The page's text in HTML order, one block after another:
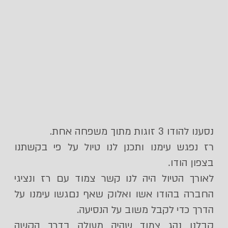
נסענו להודו 3 זוגות מתוך משפחה אחת.
רז נפגש עימנו ותכנן לנו טיול על פי בקשתנו
בצפון הודו.
לאורך הטיול היה לנו קשר צמוד עם רז ונציגי
החברה בהודו אשו ואלוק שאף נםגשו עימנו על
הדרך כדי לקבל משוב על הנסיעה.